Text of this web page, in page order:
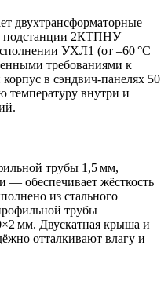
двухтрансформаторные
подстанции 2КТПНУ
УХЛ1 (от –60 °C
требованиями к
в сэндвич‑панелях 50
температуру внутри и
трубы 1,5 мм,
— обеспечивает жёсткость
из стального
трубы
мм. Двускатная крыша и
отталкивают влагу и